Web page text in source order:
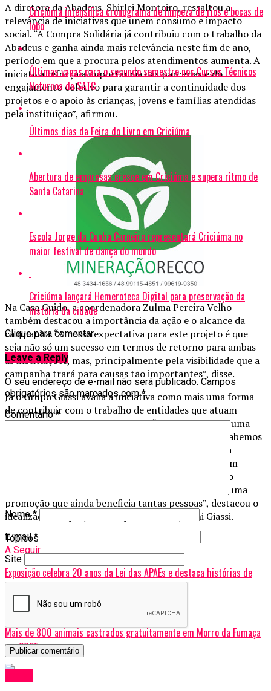
A diretora da Abadeus, Shirlei Monteiro, ressaltou a
relevância de iniciativas que unem consumo e impacto
social. “A Compra Solidária já contribuiu com o trabalho da
Abadeus e ganha ainda mais relevância neste fim de ano,
período em que a procura pelos atendimentos aumenta. A
iniciativa reforça a importância das parcerias e do
engajamento coletivo para garantir a continuidade dos
projetos e o apoio às crianças, jovens e famílias atendidas
pela instituição”, afirmou.
Na Casa Guido, a coordenadora Zulma Pereira Velho
também destacou a importância da ação e o alcance da
campanha. “A nossa expectativa para este projeto é que
seja não só um sucesso em termos de retorno para ambas
as instituições, mas, principalmente pela visibilidade que a
campanha trará para causas tão importantes”, disse.
Já o Grupo Giassi avalia a iniciativa como mais uma forma
de contribuir com o trabalho de entidades que atuam
diretamente junto à comunidade. “Poder promover uma
campanha como esta nos deixa muito felizes, pois sabemos
o quanto estas instituições precisam de auxílio para
manter suas atividades. E as indústrias que trabalham
conosco também abraçam a causa, garantindo que o
consumidor leve para casa produtos de qualidade numa
promoção que ainda beneficia tantas pessoas”, destacou o
idealizador do projeto Compra Solidária, Osni Giassi.
Tópicos Relacionados:
A Seguir
Exposição celebra 20 anos da Lei das APAEs e destaca histórias de
inclusão em Criciúma
Não Perca
Mais de 800 animais castrados gratuitamente em Morro da Fumaça
em 2025
Criciúma intensifica cronograma de limpeza de rios e bocas de
lobo
Últimas vagas para o segundo semestre nos Cursos Técnicos
Noturnos da SATC
Últimos dias da Feira do Livro em Criciúma
Abertura de empresas cresce em Criciúma e supera ritmo de
Santa Catarina
Escola Jorge da Cunha Carneiro representará Criciúma no
maior festival de dança do mundo
Criciúma lançará Hemeroteca Digital para preservação da
história da cidade
Clique para comentar
Leave a Reply
O seu endereço de e-mail não será publicado. Campos
obrigatórios são marcados com*
Comentário*
Nome*
E-mail*
Site